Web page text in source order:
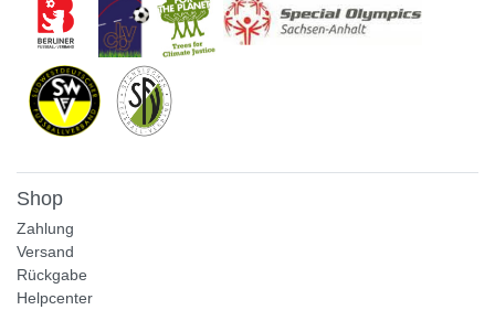
Shop
Zahlung
Versand
Rückgabe
Helpcenter